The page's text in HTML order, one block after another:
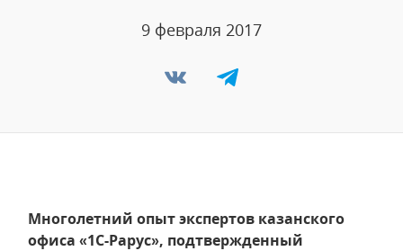
9 февраля 2017
Многолетний опыт экспертов казанского
офиса «1С-Рарус», подтвержденный